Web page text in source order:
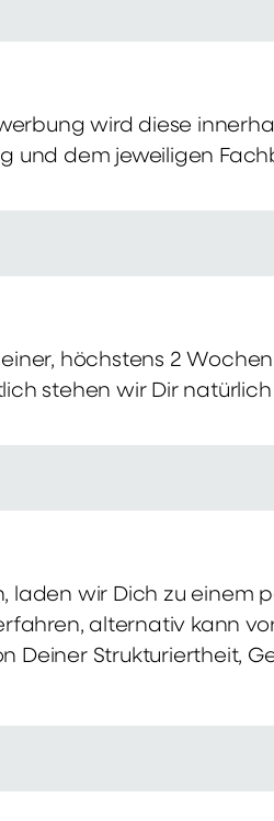
wird diese
und dem jeweiligen
höchstens 2
stehen wir Dir
laden wir Dich zu
alternativ kann
Deiner Strukturiertheit,